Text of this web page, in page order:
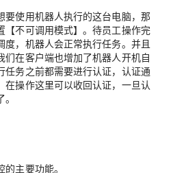
要使用机器人执行的这台电脑，那
【不可调用模式】。待员工操作完
度，机器人会正常执行任务。并且
们在客户端也增加了机器人开机自
任务之前都需要进行认证，认证通
操作这里可以收回认证，一旦认
主要功能。